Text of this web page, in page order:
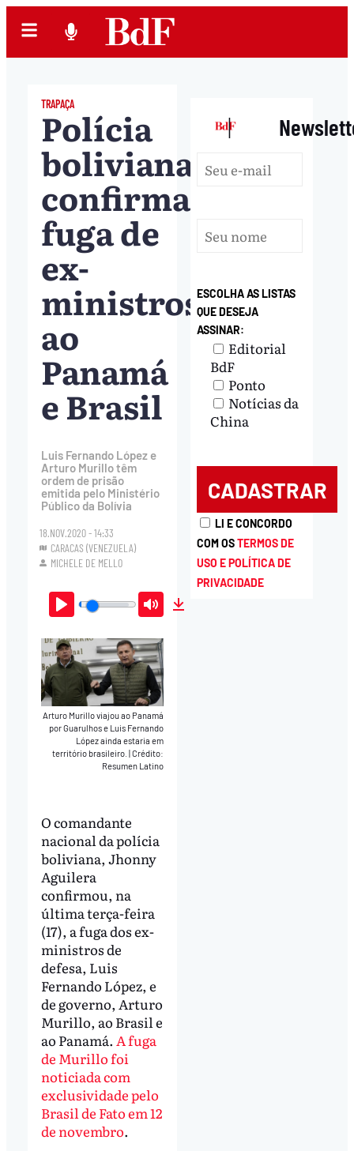
TRAPAÇA
Polícia
boliviana
confirma
fuga de
ex-
ministros
ao
Panamá
e Brasil
Luis Fernando López e
Arturo Murillo têm
ordem de prisão
emitida pelo Ministério
Público da Bolívia
18.NOV.2020 - 14:33
CARACAS (VENEZUELA)
MICHELE DE MELLO
Play Mute
Arturo Murillo viajou ao Panamá
por Guarulhos e Luis Fernando
López ainda estaria em
território brasileiro.|Crédito:
Resumen Latino
O comandante
nacional da polícia
boliviana, Jhonny
Aguilera
confirmou, na
última terça-feira
(17), a fuga dos ex-
ministros de
defesa, Luis
Fernando López, e
de governo, Arturo
Murillo, ao Brasil e
ao Panamá. A fuga
de Murillo foi
noticiada com
exclusividade pelo
Brasil de Fato em 12
de novembro.
|
ESCOLHA AS LISTAS
QUE DESEJA
ASSINAR:
Editorial
BdF
Ponto
Notícias da
China
LI E CONCORDO
COM OSTERMOS DE
USO E POLÍTICA DE
PRIVACIDADE